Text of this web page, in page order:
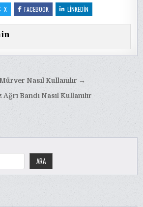
X FACEBOOK LINKEDIN
Nasıl Kullanılır →
Ağrı Bandı Nasıl Kullanılır
ARA